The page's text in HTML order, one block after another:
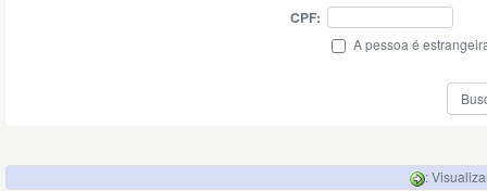
CPF:
A pessoa é
: